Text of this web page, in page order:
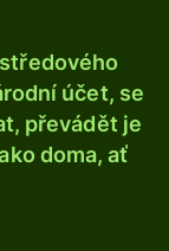
účet, se
převádět je
doma, ať